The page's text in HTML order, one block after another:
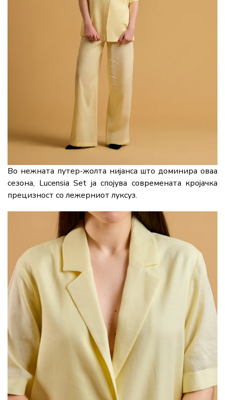
Во нежната путер-жолта нијанса што доминира оваа
сезона, Lucensia Set ја спојува современата кројачка
прецизност со лежерниот луксуз.